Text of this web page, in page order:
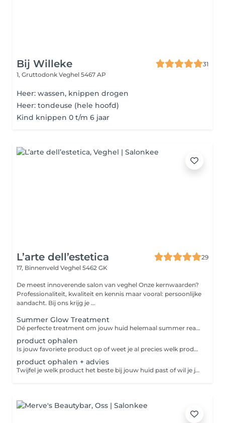
Bij Willeke
31
1, Gruttodonk Veghel 5467 AP
Heer: wassen, knippen drogen
Heer: tondeuse (hele hoofd)
Kind knippen 0 t/m 6 jaar
L’arte dell’estetica
29
17, Binnenveld Veghel 5462 GK
De meest innoverende salon van veghel Onze kernwaarden?
Professionaliteit, kwaliteit en kennis maar vooral: persoonlijke
aandacht. Bij ons krijg je ...
Summer Glow Treatment
Dé perfecte treatment om jouw huid helemaal summer ready te maken! Deze behandeling is een compleet verzorgingspakket waarbij niet alleen het gezicht, maar ook de armen extra aandacht krijgen. We merken namelijk vaak dat, naarmate we ouder worden, de armen ook wat extra verzorging kunnen gebruiken. Daarom hebben we een treatment samengesteld die zorgt voor een mooie glow én verzorging van top tot teen. Wat kun je verwachten? Een complete HydroPeptide behandeling Verzorging voor zowel gezicht als armen Een prachtige frisse glow Ontspanning én huidverbetering in één behandeling En extra fijn: Je ontvangt de HydroPeptide Sun Slick SPF50 cadeau t.w.v. €38 Deze handige SPF stick is perfect voor onderweg, past makkelijk in je tas en is ideaal voor zowel gezicht als lichaam.
product ophalen
Is jouw favoriete product op of weet je al precies welk product je wilt aanschaffen? Boek dan deze afspraak. We leggen jouw producten voor je klaar, zodat je ze snel en gemakkelijk kunt ophalen. Ideaal als je geen advies nodig hebt en precies weet wat je zoekt.
product ophalen + advies
Twijfel je welk product het beste bij jouw huid past of wil je jouw huidverzorgingsroutine opnieuw bekijken? Boek dan deze afspraak. Tijdens een persoonlijk advies kijken we samen naar de behoeften van jouw huid en adviseren we de producten die het beste aansluiten. Zo ga je naar huis met een routine die écht bij jou past.